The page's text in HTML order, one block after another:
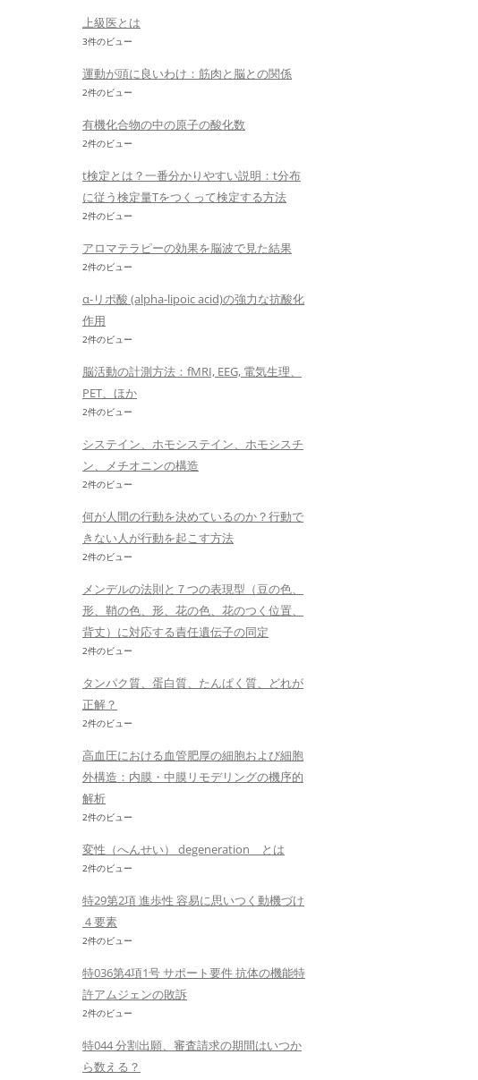
上級医とは
3件のビュー
運動が頭に良いわけ：筋肉と脳との関係
2件のビュー
有機化合物の中の原子の酸化数
2件のビュー
t検定とは？一番分かりやすい説明：t分布
に従う検定量Tをつくって検定する方法
2件のビュー
アロマテラピーの効果を脳波で見た結果
2件のビュー
α-リポ酸 (alpha-lipoic acid)の強力な抗酸化
作用
2件のビュー
脳活動の計測方法：fMRI, EEG, 電気生理、
PET、ほか
2件のビュー
システイン、ホモシステイン、ホモシスチ
ン、メチオニンの構造
2件のビュー
何が人間の行動を決めているのか？行動で
きない人が行動を起こす方法
2件のビュー
メンデルの法則と７つの表現型（豆の色、
形、鞘の色、形、花の色、花のつく位置、
背丈）に対応する責任遺伝子の同定
2件のビュー
タンパク質、蛋白質、たんぱく質、どれが
正解？
2件のビュー
高血圧における血管肥厚の細胞および細胞
外構造：内膜・中膜リモデリングの機序的
解析
2件のビュー
変性（へんせい） degeneration とは
2件のビュー
特29第2項 進歩性 容易に思いつく動機づけ
４要素
2件のビュー
特036第4項1号 サポート要件 抗体の機能特
許アムジェンの敗訴
2件のビュー
特044 分割出願、審査請求の期間はいつか
ら数える？